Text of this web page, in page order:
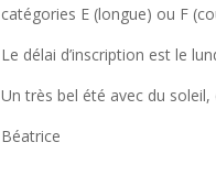
catégories E (longue) ou F
Le délai d’inscription est le
Un très bel été avec du
Béatrice